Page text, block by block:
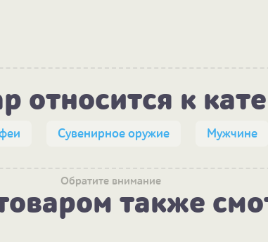
относится к
Сувенирное оружие Мужчине
Обратите внимание
также